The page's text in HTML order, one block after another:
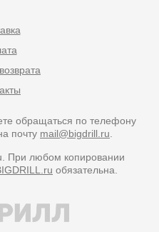
обращаться по телефону
почту mail@bigdrill.ru
При любом копировании
обязательна.